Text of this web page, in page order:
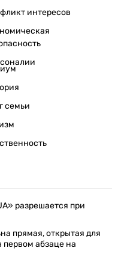
интересов
семьи
разрешается при
прямая, открытая для
первом абзаце на